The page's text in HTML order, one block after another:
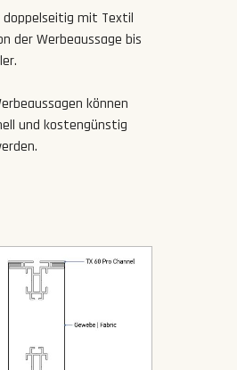
doppelseitig mit Textil
der Werbeaussage bis
können
und kostengünstig